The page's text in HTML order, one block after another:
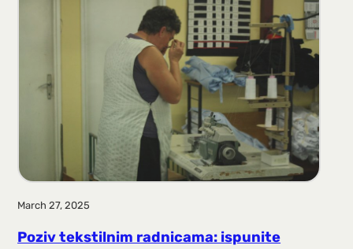
March 27, 2025
Poziv tekstilnim radnicama: ispunite